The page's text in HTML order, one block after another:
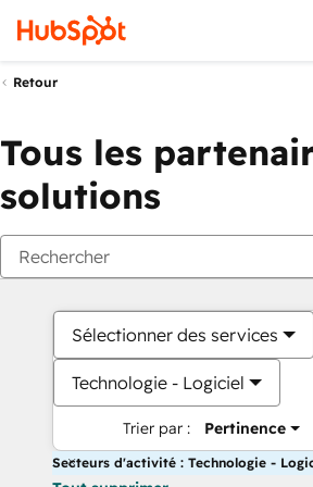
Retour
Tous les
solutions
Sélectionner des services
Technologie - Logiciel
Trier par : Pertinence
Secteurs d'activité : Technologie -